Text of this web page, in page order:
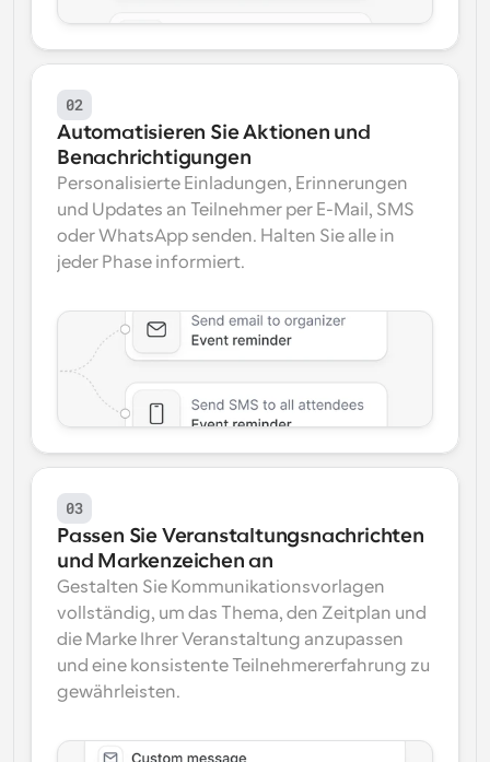
02
Automatisieren Sie Aktionen und
Benachrichtigungen
Personalisierte Einladungen, Erinnerungen
und Updates an Teilnehmer per E-Mail, SMS
oder WhatsApp senden. Halten Sie alle in
jeder Phase informiert.
03
Passen Sie Veranstaltungsnachrichten
und Markenzeichen an
Gestalten Sie Kommunikationsvorlagen
vollständig, um das Thema, den Zeitplan und
die Marke Ihrer Veranstaltung anzupassen
und eine konsistente Teilnehmererfahrung zu
gewährleisten.